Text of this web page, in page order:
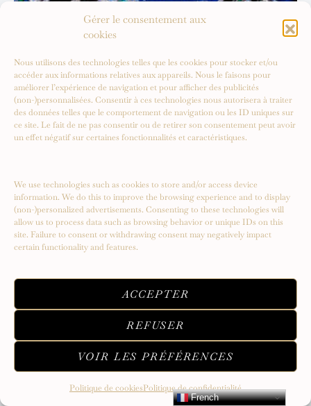
Gérer le consentement aux
cookies
Nous utilisons des technologies telles que les cookies pour stocker et/ou
accéder aux informations relatives aux appareils. Nous le faisons pour
améliorer l’expérience de navigation et pour afficher des publicités
(non-)personnalisées. Consentir à ces technologies nous autorisera à traiter
des données telles que le comportement de navigation ou les ID uniques sur
ce site. Le fait de ne pas consentir ou de retirer son consentement peut avoir
un effet négatif sur certaines fonctionnalités et caractéristiques.
We use technologies such as cookies to store and/or access device
information. We do this to improve the browsing experience and to display
(non-)personalized advertisements. Consenting to these technologies will
allow us to process data such as browsing behavior or unique IDs on this
site. Failure to consent or withdrawing consent may negatively impact
certain functionality and features.
ACCEPTER
REFUSER
VOIR LES PRÉFÉRENCES
Politique de cookiesPolitique de confidentialité
French